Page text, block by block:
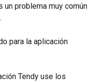
un problema muy común
para la aplicación
Tendy use los